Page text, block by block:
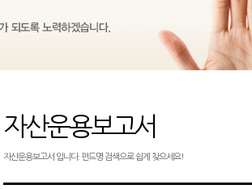
자산운용보고서
자산운용보고서 입니다. 펀드명 검색으로 쉽게 찾으세요!